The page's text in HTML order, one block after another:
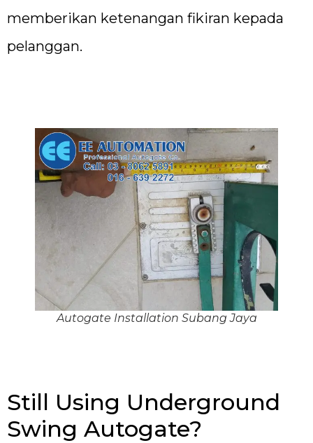
memberikan ketenangan fikiran kepada
pelanggan.
Autogate Installation Subang Jaya
Still Using Underground
Swing Autogate?